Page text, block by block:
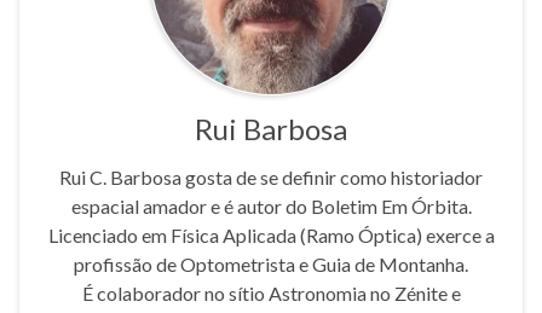
Rui Barbosa
Rui C. Barbosa gosta de se definir como historiador
espacial amador e é autor do Boletim Em Órbita.
Licenciado em Física Aplicada (Ramo Óptica) exerce a
profissão de Optometrista e Guia de Montanha.
É colaborador no sítio Astronomia no Zénite e